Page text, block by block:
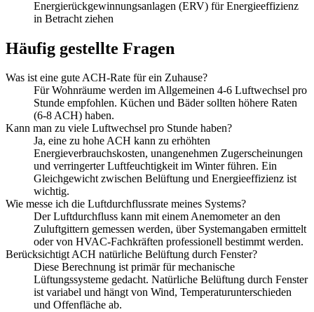
Energierückgewinnungsanlagen (ERV) für Energieeffizienz
in Betracht ziehen
Häufig gestellte Fragen
Was ist eine gute ACH-Rate für ein Zuhause?
Für Wohnräume werden im Allgemeinen 4-6 Luftwechsel pro
Stunde empfohlen. Küchen und Bäder sollten höhere Raten
(6-8 ACH) haben.
Kann man zu viele Luftwechsel pro Stunde haben?
Ja, eine zu hohe ACH kann zu erhöhten
Energieverbrauchskosten, unangenehmen Zugerscheinungen
und verringerter Luftfeuchtigkeit im Winter führen. Ein
Gleichgewicht zwischen Belüftung und Energieeffizienz ist
wichtig.
Wie messe ich die Luftdurchflussrate meines Systems?
Der Luftdurchfluss kann mit einem Anemometer an den
Zuluftgittern gemessen werden, über Systemangaben ermittelt
oder von HVAC-Fachkräften professionell bestimmt werden.
Berücksichtigt ACH natürliche Belüftung durch Fenster?
Diese Berechnung ist primär für mechanische
Lüftungssysteme gedacht. Natürliche Belüftung durch Fenster
ist variabel und hängt von Wind, Temperaturunterschieden
und Offenfläche ab.